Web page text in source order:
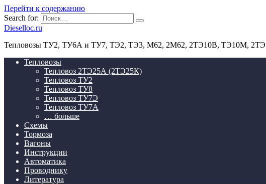
Перейти к содержанию
Search for:
Dieselloc.ru
Тепловозы ТУ2, ТУ6А и ТУ7, ТЭ2, ТЭ3, М62, 2М62, 2ТЭ10В, ТЭ10М,
Тепловозы
Тепловоз 2ТЭ25А (2ТЭ25К)
Тепловоз ТУ2
Тепловоз ТУ8
Тепловоз ТУ7Э
Тепловоз ТУ7А
… больше
Схемы
Тормоза
Вагоны
Инструкции
Автоматика
Проводнику
Литература